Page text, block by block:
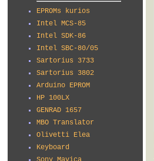
EPROMs kurios
Intel MCS-85
Intel SDK-86
Intel SBC-80/05
Sartorius 3733
Sartorius 3802
Arduino EPROM
HP 100LX
GENRAD 1657
MBO Translator
Olivetti Elea
Keyboard